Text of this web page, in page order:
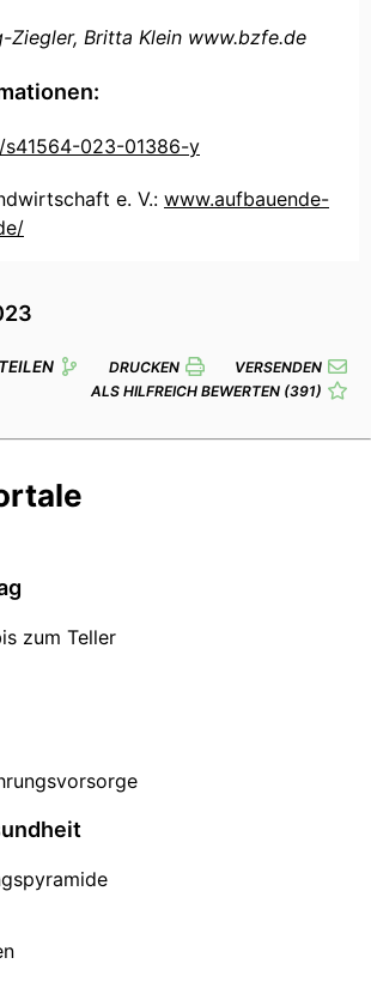
Ziegler, Britta Klein www.bzfe.de
s41564-023-01386-y
e. V.: www.aufbauende-
DRUCKEN
VERSENDEN
ALS HILFREICH BEWERTEN (391)
zum Teller